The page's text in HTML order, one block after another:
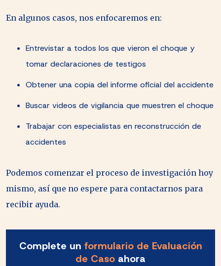
En algunos casos, nos enfocaremos en:
Entrevistar a todos los que vieron el choque y
tomar declaraciones de testigos
Obtener una copia del informe oficial del accidente
Buscar videos de vigilancia que muestren el choque
Trabajar con especialistas en reconstrucción de
accidentes
Podemos comenzar el proceso de investigación hoy
mismo, así que no espere para contactarnos para
recibir ayuda.
Complete un formulario de Evaluación
de Caso ahora